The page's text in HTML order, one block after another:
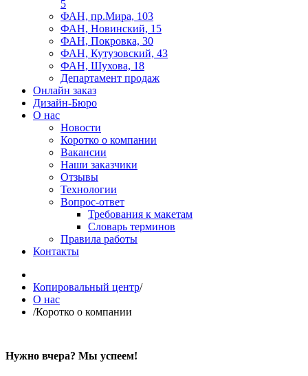
5
ФАН, пр.Мира, 103
ФАН, Новинский, 15
ФАН, Покровка, 30
ФАН, Кутузовский, 43
ФАН, Шухова, 18
Департамент продаж
Онлайн заказ
Дизайн-Бюро
О нас
Новости
Коротко о компании
Вакансии
Наши заказчики
Отзывы
Технологии
Вопрос-ответ
Требования к макетам
Словарь терминов
Правила работы
Контакты
Копировальный центр/
О нас
/Коротко о компании
Нужно вчера? Мы успеем!